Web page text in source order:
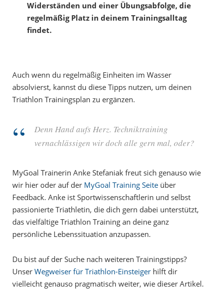
Widerständen und einer Übungsabfolge, die
regelmäßig Platz in deinem Trainingsalltag
findet.
Auch wenn du regelmäßig Einheiten im Wasser
absolvierst, kannst du diese Tipps nutzen, um deinen
Triathlon Trainingsplan zu ergänzen.
Denn Hand aufs Herz. Techniktraining
vernachlässigen wir doch alle gern mal, oder?
MyGoal Trainerin Anke Stefaniak freut sich genauso wie
wir hier oder auf der MyGoal Training Seite über
Feedback. Anke ist Sportwissenschaftlerin und selbst
passionierte Triathletin, die dich gern dabei unterstützt,
das vielfältige Triathlon Training an deine ganz
persönliche Lebenssituation anzupassen.
Du bist auf der Suche nach weiteren Trainingstipps?
Unser Wegweiser für Triathlon-Einsteiger hilft dir
vielleicht genauso pragmatisch weiter, wie dieser Artikel.